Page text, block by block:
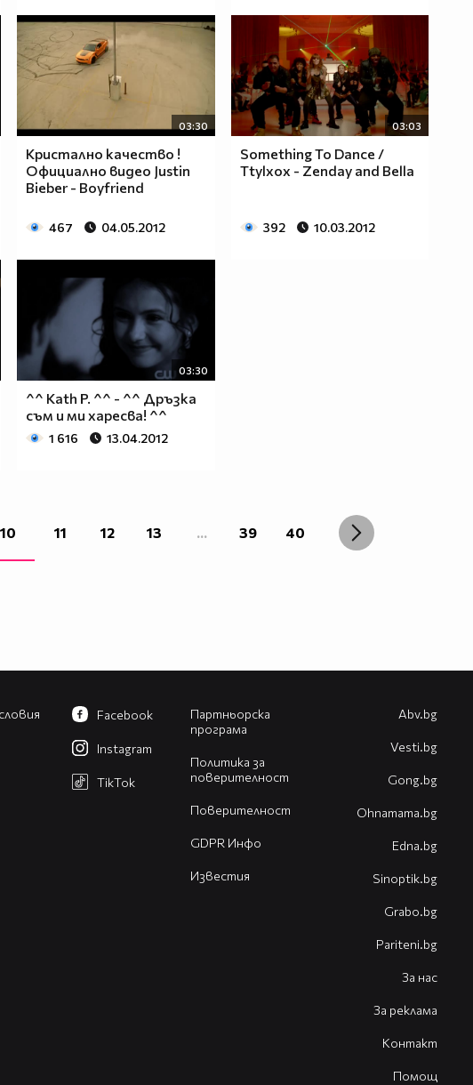
03:30
Кристално качество !
Официално видео Justin
Bieber - Boyfriend
467 04.05.2012
03:03
Something To Dance /
Ttylxox - Zenday and Bella
392 10.03.2012
03:30
^^ Kath P. ^^ - ^^ Дръзка
съм и ми харесва! ^^
1 616 13.04.2012
10 11 12 13 ... 39 40
Партньорска
програма
Политика за
поверителност
Поверителност
GDPR Инфо
Известия
Facebook
Instagram
TikTok
Abv.bg
Vesti.bg
Gong.bg
Оhnamama.bg
Edna.bg
Sinoptik.bg
Grabo.bg
Pariteni.bg
За нас
За реклама
Контакт
Помощ